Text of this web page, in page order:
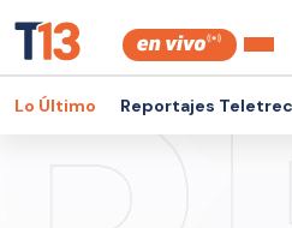
Lo Último Reportajes